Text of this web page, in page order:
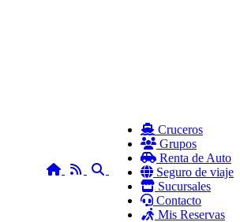
Cruceros
Grupos
Renta de Auto
Seguro de viaje
Sucursales
Contacto
Mis Reservas
HomeRSS Search